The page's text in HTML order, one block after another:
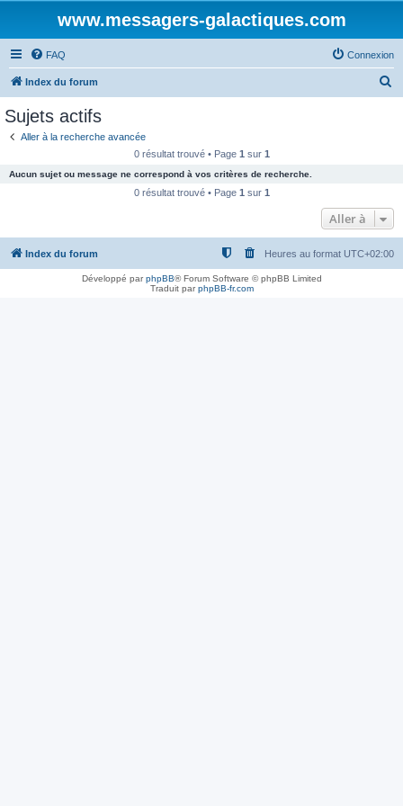
www.messagers-galactiques.com
FAQ Connexion
Index du forum
c
e
Sujets actifs
Aller à la recherche avancée
0 résultat trouvé • Page 1 sur 1
Aucun sujet ou message ne correspond à vos critères de recherche.
0 résultat trouvé • Page 1 sur 1
Aller à
Index du forum Heures au format UTC+02:00
Développé parphpBB® Forum Software © phpBB Limited
Traduit parphpBB-fr.com